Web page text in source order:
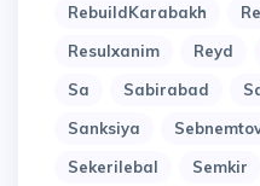
RebuildKarabakh
Resulxanim
Reyd
Sa
Sabirabad
Sanksiya
Sekerilebal
Semkir